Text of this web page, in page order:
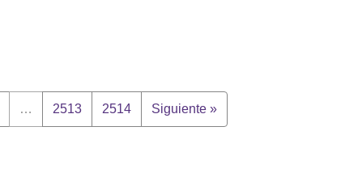
… 2513 2514 Siguiente »